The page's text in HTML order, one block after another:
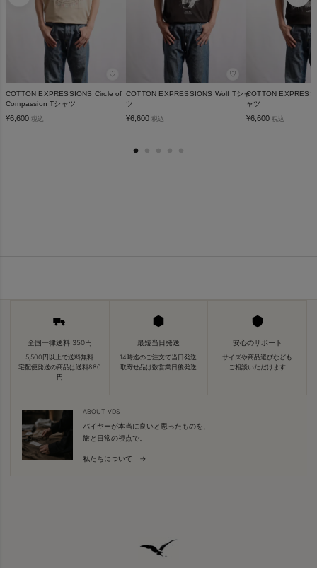
♡
COTTON EXPRESSIONS Circle of
Compassion Tシャツ
¥6,600 税込
♡
COTTON EXPRESSIONS Wolf Tシャ
ツ
¥6,600 税込
COTTON
ャツ
¥6,600 税込
全国一律送料 350円
5,500円以上で送料無料
宅配便発送の商品は送料880
円
最短当日発送
14時迄のご注文で当日発送
取寄せ品は数営業日後発送
安心のサポート
サイズや商品選びなども
ご相談いただけます
ABOUT VDS
バイヤーが本当に良いと思ったものを、
旅と日常の視点で。
私たちについて →